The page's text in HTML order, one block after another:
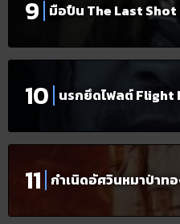
มือปืน The Last Shot
นรกยึดไฟลต์ Flight
กำเนิดอัศวินหมาป่าทอ